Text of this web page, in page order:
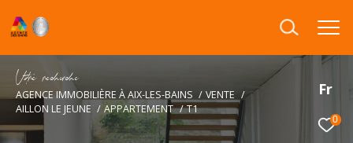
Fr
0
Vore recece
AGENCE IMMOBILIÈRE À AIX-LES-BAINS
VENTE
AILLON LE JEUNE
APPARTEMENT T1